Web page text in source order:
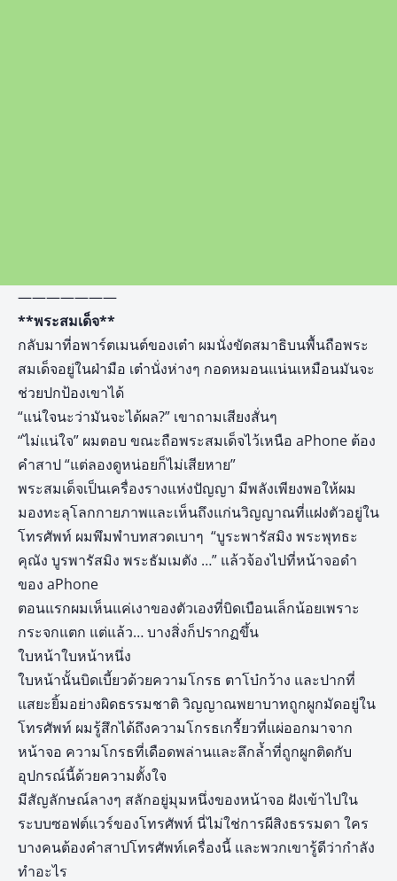
———————
**พระสมเด็จ**
กลับมาที่อพาร์ตเมนต์ของเต๋า ผมนั่งขัดสมาธิบนพื้นถือพระ
สมเด็จอยู่ในฝ่ามือ เต๋านั่งห่างๆ กอดหมอนแน่นเหมือนมันจะ
ช่วยปกป้องเขาได้
“แน่ใจนะว่ามันจะได้ผล?” เขาถามเสียงสั่นๆ
“ไม่แน่ใจ” ผมตอบ ขณะถือพระสมเด็จไว้เหนือ aPhone ต้อง
คำสาป “แต่ลองดูหน่อยก็ไม่เสียหาย”
พระสมเด็จเป็นเครื่องรางแห่งปัญญา มีพลังเพียงพอให้ผม
มองทะลุโลกกายภาพและเห็นถึงแก่นวิญญาณที่แฝงตัวอยู่ใน
โทรศัพท์ ผมพึมพำบทสวดเบาๆ “บูระพารัสมิง พระพุทธะ
คุณัง บูรพารัสมิง พระธัมเมตัง …” แล้วจ้องไปที่หน้าจอดำ
ของ aPhone
ตอนแรกผมเห็นแค่เงาของตัวเองที่บิดเบือนเล็กน้อยเพราะ
กระจกแตก แต่แล้ว… บางสิ่งก็ปรากฏขึ้น
ใบหน้าใบหน้าหนึ่ง
ใบหน้านั้นบิดเบี้ยวด้วยความโกรธ ตาโบ๋กว้าง และปากที่
แสยะยิ้มอย่างผิดธรรมชาติ วิญญาณพยาบาทถูกผูกมัดอยู่ใน
โทรศัพท์ ผมรู้สึกได้ถึงความโกรธเกรี้ยวที่แผ่ออกมาจาก
หน้าจอ ความโกรธที่เดือดพล่านและลึกล้ำที่ถูกผูกติดกับ
อุปกรณ์นี้ด้วยความตั้งใจ
มีสัญลักษณ์ลางๆ สลักอยู่มุมหนึ่งของหน้าจอ ฝังเข้าไปใน
ระบบซอฟต์แวร์ของโทรศัพท์ นี่ไม่ใช่การผีสิงธรรมดา ใคร
บางคนต้องคำสาปโทรศัพท์เครื่องนี้ และพวกเขารู้ดีว่ากำลัง
ทำอะไร